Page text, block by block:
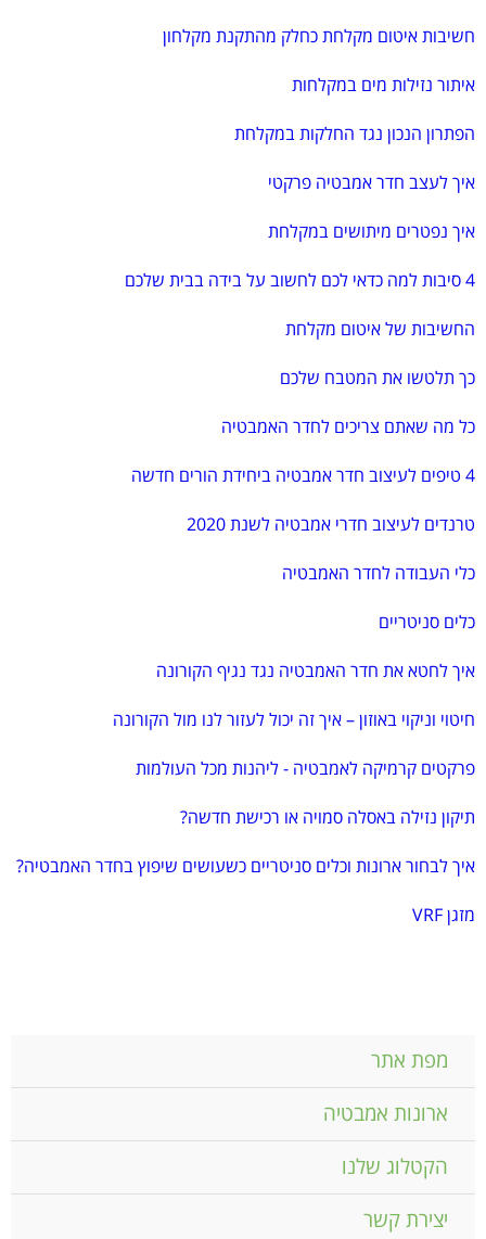
חשיבות איטום מקלחת כחלק מהתקנת מקלחון
איתור נזילות מים במקלחות
הפתרון הנכון נגד החלקות במקלחת
איך לעצב חדר אמבטיה פרקטי
איך נפטרים מיתושים במקלחת
4 סיבות למה כדאי לכם לחשוב על בידה בבית שלכם
החשיבות של איטום מקלחת
כך תלטשו את המטבח שלכם
כל מה שאתם צריכים לחדר האמבטיה
4 טיפים לעיצוב חדר אמבטיה ביחידת הורים חדשה
טרנדים לעיצוב חדרי אמבטיה לשנת 2020
כלי העבודה לחדר האמבטיה
כלים סניטריים
איך לחטא את חדר האמבטיה נגד נגיף הקורונה
חיטוי וניקוי באוזון – איך זה יכול לעזור לנו מול הקורונה
פרקטים קרמיקה לאמבטיה - ליהנות מכל העולמות
תיקון נזילה באסלה סמויה או רכישת חדשה?
איך לבחור ארונות וכלים סניטריים כשעושים שיפוץ בחדר האמבטיה?
מזגן VRF
מפת אתר
ארונות אמבטיה
הקטלוג שלנו
יצירת קשר